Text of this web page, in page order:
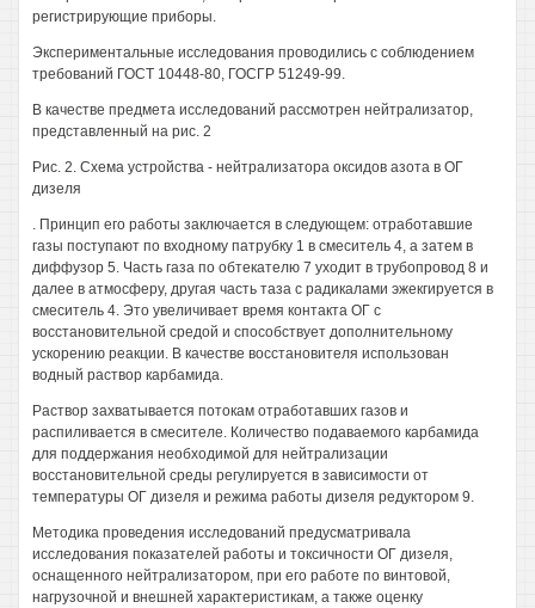
регистрирующие приборы.
Экспериментальные исследования проводились с соблюдением
требований ГОСТ 10448-80, ГОСГР 51249-99.
В качестве предмета исследований рассмотрен нейтрализатор,
представленный на рис. 2
Рис. 2. Схема устройства - нейтрализатора оксидов азота в ОГ
дизеля
. Принцип его работы заключается в следующем: отработавшие
газы поступают по входному патрубку 1 в смеситель 4, а затем в
диффузор 5. Часть газа по обтекателю 7 уходит в трубопровод 8 и
далее в атмосферу, другая часть таза с радикалами эжекгируется в
смеситель 4. Это увеличивает время контакта ОГ с
восстановительной средой и способствует дополнительному
ускорению реакции. В качестве восстановителя использован
водный раствор карбамида.
Раствор захватывается потокам отработавших газов и
распиливается в смесителе. Количество подаваемого карбамида
для поддержания необходимой для нейтрализации
восстановительной среды регулируется в зависимости от
температуры ОГ дизеля и режима работы дизеля редуктором 9.
Методика проведения исследований предусматривала
исследования показателей работы и токсичности ОГ дизеля,
оснащенного нейтрализатором, при его работе по винтовой,
нагрузочной и внешней характеристикам, а также оценку